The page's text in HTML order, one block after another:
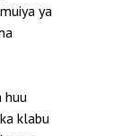
ya
huu
klabu